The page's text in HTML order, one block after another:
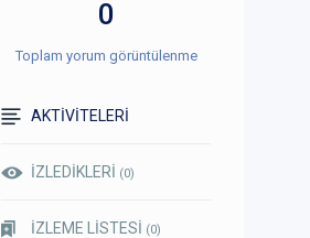
0
Toplam yorum görüntülenme
AKTİVİTELERİ
İZLEDİKLERİ (0)
İZLEME LİSTESİ (0)